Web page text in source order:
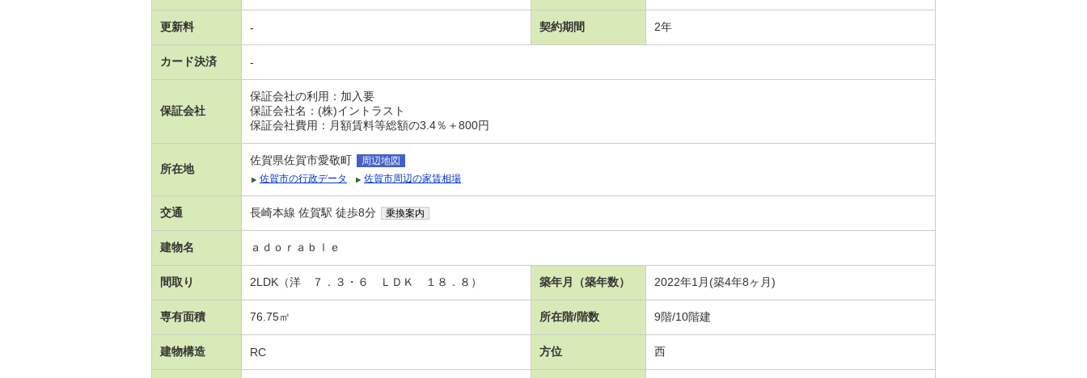
更新料 - 契約期間 2年
カード決済 -
保証会社
保証会社の利用：加入要
保証会社名：(株)イントラスト
保証会社費用：月額賃料等総額の3.4％＋800円
所在地
佐賀県佐賀市愛敬町
周辺地図
佐賀市の行政データ
佐賀市周辺の家賃相場
交通 長崎本線 佐賀駅 徒歩8分 乗換案内
建物名 ａｄｏｒａｂｌｅ
間取り 2LDK（洋 ７．３・６ ＬＤＫ １８．８） 築年月（築年数） 2022年1月(築4年8ヶ月)
専有面積 76.75㎡ 所在階/階数 9階/10階建
建物構造 RC 方位 西